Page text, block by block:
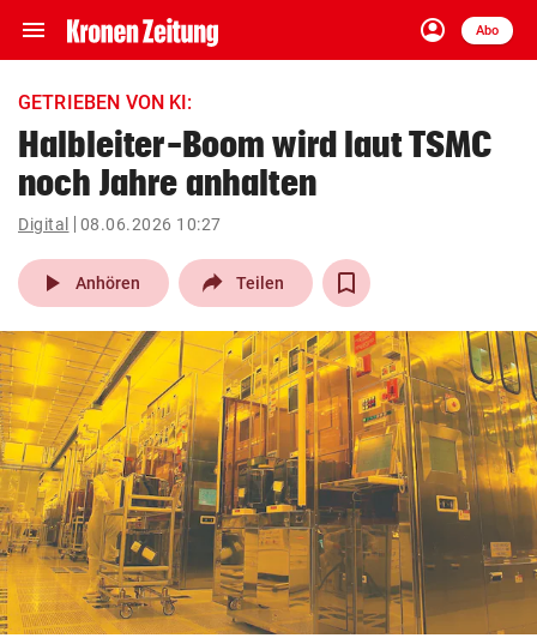
menu Navigation
ein-/ausklappen
account_circle
Anmelden
Abo
close Schließen
account_circle Anmelden
pin_drop
Wien arrow_right
bookmark
search
Suchbegriff
eingeben
© Krone Multimedia GmbH & Co KG 2026
Muthgasse 2, 1190 Wien
GETRIEBEN VON KI:
Halbleiter-Boom wird laut TSMC
noch Jahre anhalten
Digital 08.06.2026 10:27
play_arrow Anhören Teilen